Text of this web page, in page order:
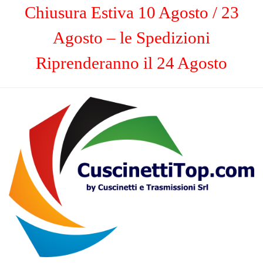
Chiusura Estiva 10 Agosto / 23
Agosto – le Spedizioni
Riprenderanno il 24 Agosto